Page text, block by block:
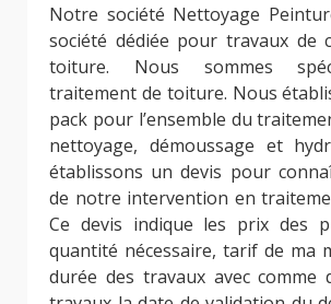
Notre société Nettoyage
société dédiée pour travaux de
toiture. Nous sommes
traitement de toiture. Nous
pack pour l’ensemble du
nettoyage, démoussage et
établissons un devis pour
de notre intervention en
Ce devis indique les prix des
quantité nécessaire, tarif de ma
durée des travaux avec comme